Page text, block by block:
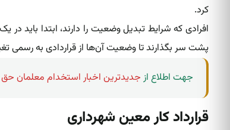
کرد.
افرادی که شرایط تبدیل وضعیت را دارند، ابتدا باید
پشت سر بگذارند تا وضعیت آن‌ها از قراردادی به رسمی
جهت اطلاع از جدیدترین اخبار استخدام معلمان
قرارداد کار معین شهرداری